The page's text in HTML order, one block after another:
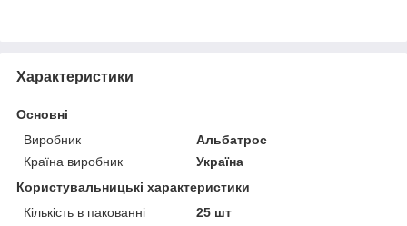
Характеристики
Основні
Виробник
Альбатрос
Країна виробник
Україна
Користувальницькі характеристики
Кількість в пакованні
25 шт